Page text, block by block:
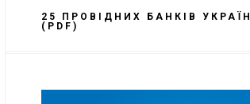
25 ПРОВІДНИХ БАНКІВ
(PDF)